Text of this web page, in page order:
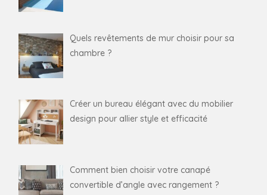
Quels revêtements de mur choisir pour sa
chambre ?
Créer un bureau élégant avec du mobilier
design pour allier style et efficacité
Comment bien choisir votre canapé
convertible d’angle avec rangement ?